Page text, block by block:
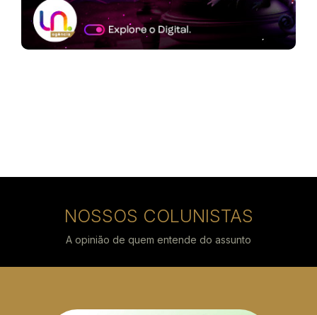
NOSSOS COLUNISTAS
A opinião de quem entende do assunto